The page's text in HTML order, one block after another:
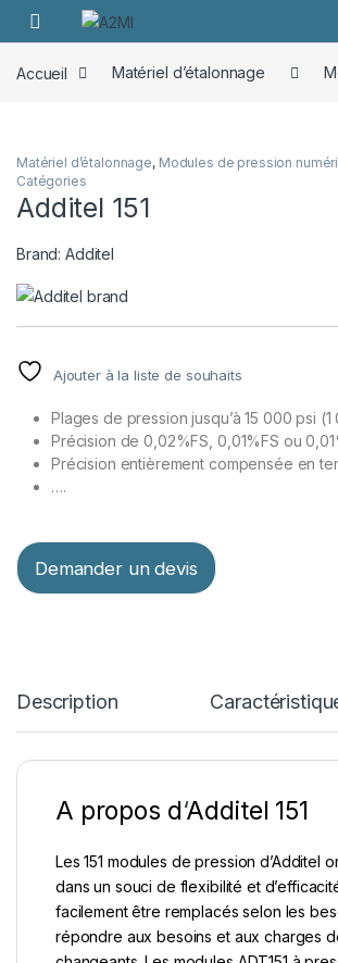
Skip to navigation
Skip to content
Accueil Matériel d’étalonnage
Matériel d’étalonnage, Modules de pression
Catégories
Additel 151
Brand:Additel
Ajouter à la liste de souhaits
Plages de pression jusqu’à 15 000 psi
Précision de 0,02%FS, 0,01%FS ou
Précision entièrement compensée en
….
Demander un devis
Description
A propos d‘Additel 151
Les 151 modules de pression d’Additel
dans un souci de flexibilité et
facilement être remplacés selon les
répondre aux besoins et aux charges